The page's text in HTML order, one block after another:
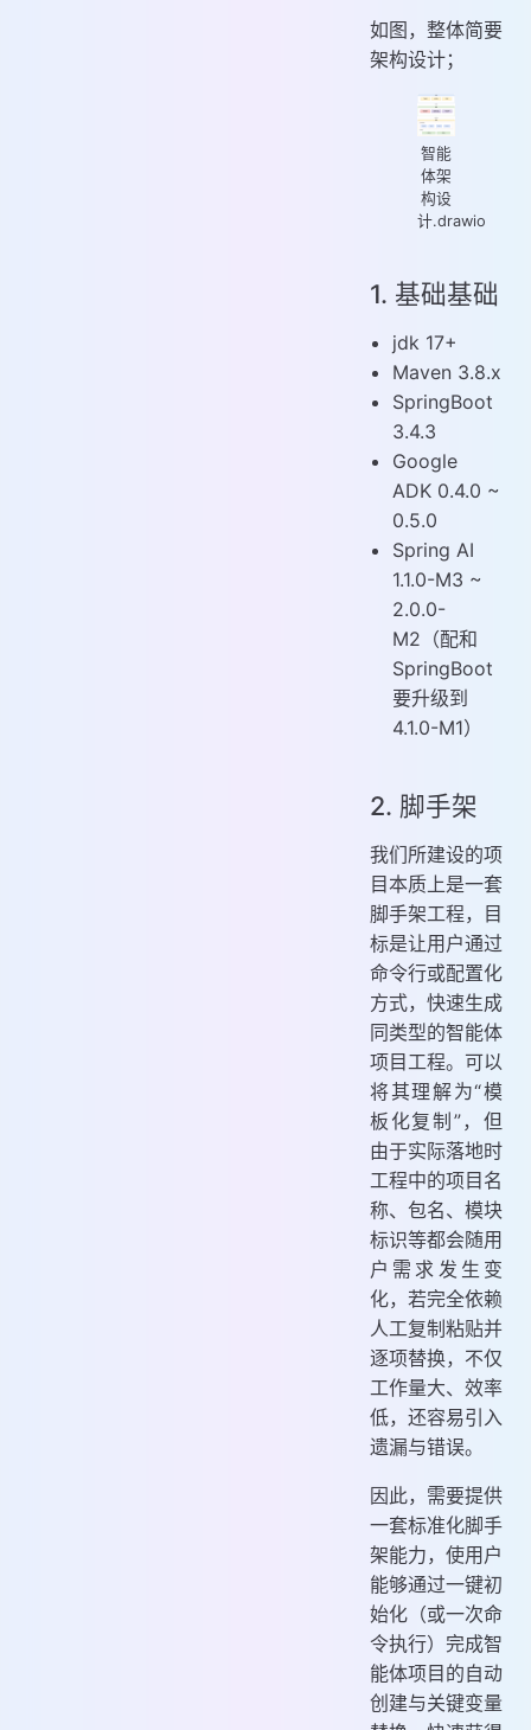
如图，整体简要
架构设计；
智能
体架
构设
计.drawio
1. 基础基础
jdk 17+
Maven 3.8.x
SpringBoot
3.4.3
Google
ADK 0.4.0 ~
0.5.0
Spring AI
1.1.0-M3 ~
2.0.0-
M2（配和
SpringBoot
要升级到
4.1.0-M1）
2. 脚手架
我们所建设的项
目本质上是一套
脚手架工程，目
标是让用户通过
命令行或配置化
方式，快速生成
同类型的智能体
项目工程。可以
将其理解为“模
板化复制”，但
由于实际落地时
工程中的项目名
称、包名、模块
标识等都会随用
户需求发生变
化，若完全依赖
人工复制粘贴并
逐项替换，不仅
工作量大、效率
低，还容易引入
遗漏与错误。
因此，需要提供
一套标准化脚手
架能力，使用户
能够通过一键初
始化（或一次命
令执行）完成智
能体项目的自动
创建与关键变量